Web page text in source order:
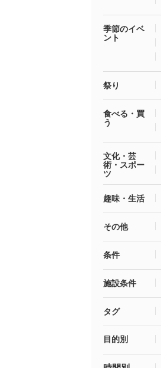
季節のイベ
ント
祭り
食べる・買
う
文化・芸
術・スポー
ツ
趣味・生活
その他
条件
施設条件
タグ
目的別